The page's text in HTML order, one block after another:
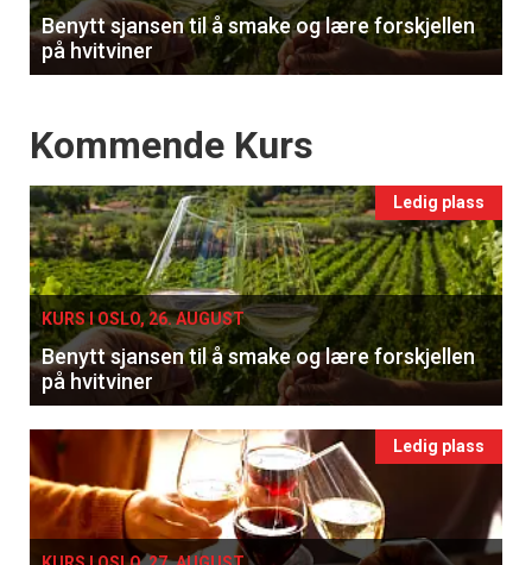
Benytt sjansen til å smake og lære forskjellen
på hvitviner
Events
Kommende Kurs
Ledig plass
KURS I OSLO, 26. AUGUST
Benytt sjansen til å smake og lære forskjellen
på hvitviner
Ledig plass